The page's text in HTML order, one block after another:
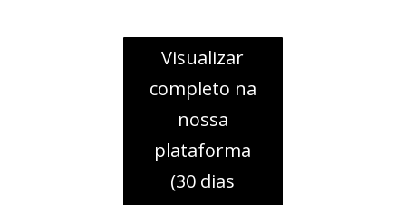
Visualizar
completo na
nossa
plataforma
(30 dias